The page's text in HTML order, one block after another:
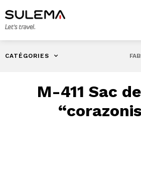
CATÉGORIES
M-411 Sac